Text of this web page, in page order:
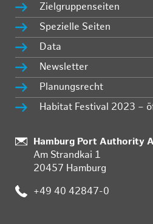
Zielgruppenseiten
Spezielle Seiten
Data
Newsletter
Planungsrecht
Habitat Festival 2023 –
:
Hamburg Port Authority
Am Strandkai 1
20457 Hamburg
: +49 40 42847-0